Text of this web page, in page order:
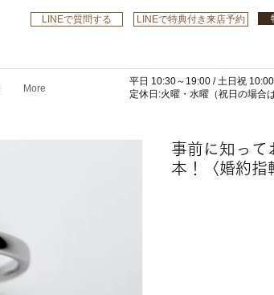
LINEで質問する LINEで特典付き来店予約
More
平日 10:30～19:00 /土日祝
​定休日:火曜・水曜 （祝日の場合
事前に知って
本！〈婚約指